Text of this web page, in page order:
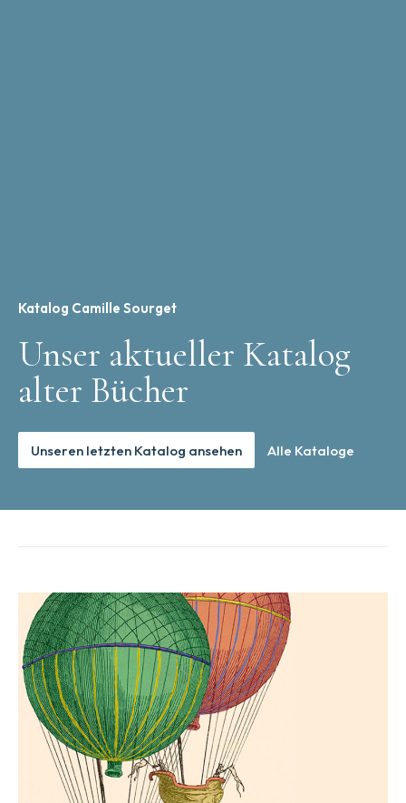
Katalog Camille Sourget
Unser aktueller Katalog
alter Bücher
Unseren letzten Katalog ansehen Alle Kataloge